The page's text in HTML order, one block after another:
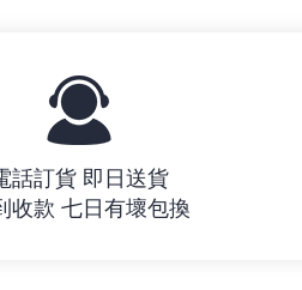
話訂貨 即日送貨
收款 七日有壞包換